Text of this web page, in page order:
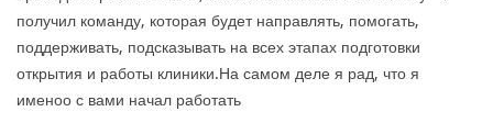
получил команду, которая будет направлять, помогать,
поддерживать, подсказывать на всех этапах подготовки
открытия и работы клиники.На самом деле я рад, что я
именоо с вами начал работать